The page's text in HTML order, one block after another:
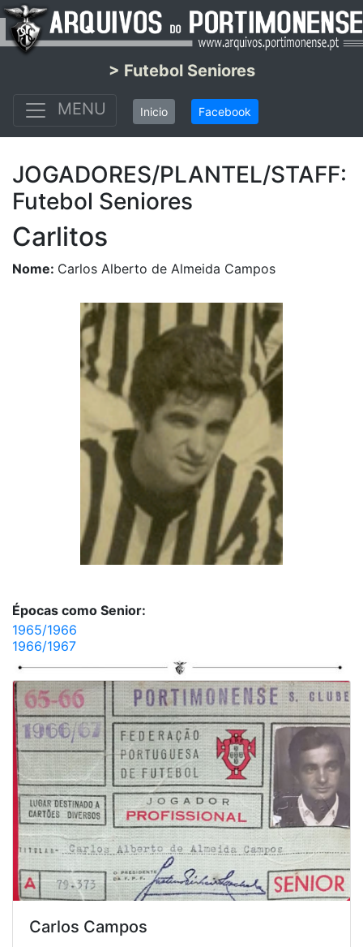
> Futebol Seniores
MENU
Inicio Facebook
JOGADORES/PLANTEL/STAFF:
Futebol Seniores
Carlitos
Nome: Carlos Alberto de Almeida Campos
Épocas como Senior:
1965/1966
1966/1967
Carlos Campos